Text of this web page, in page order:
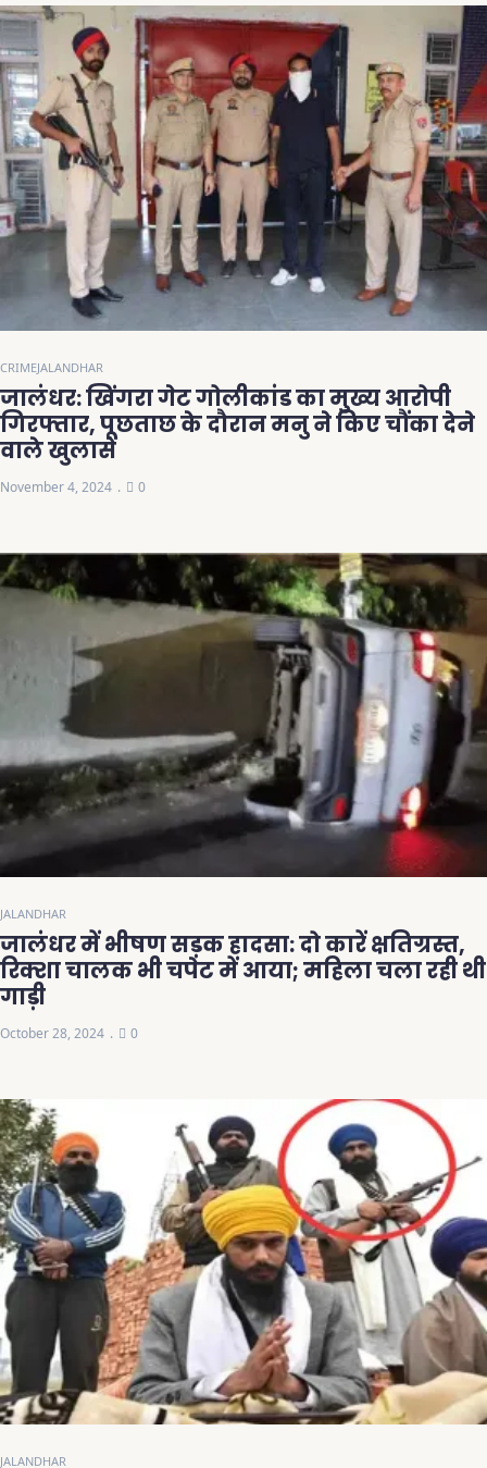
CRIMEJALANDHAR
जालंधर: खिंगरा गेट गोलीकांड का मुख्य आरोपी
गिरफ्तार, पूछताछ के दौरान मनु ने किए चौंका देने
वाले खुलासे
November 4, 2024 0
JALANDHAR
जालंधर में भीषण सड़क हादसा: दो कारें क्षतिग्रस्त,
रिक्शा चालक भी चपेट में आया; महिला चला रही थी
गाड़ी
October 28, 2024 0
JALANDHAR